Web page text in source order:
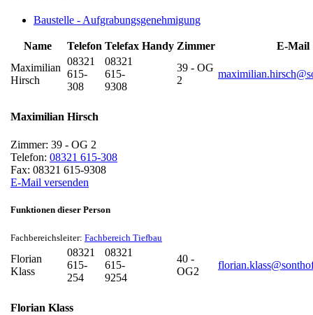
Baustelle - Aufgrabungsgenehmigung
Name Telefon Telefax Handy Zimmer
E-Mail
Maximilian
Hirsch
08321
615-
308
08321
615-
9308
39 - OG
2
Maximilian Hirsch
Zimmer: 39 - OG 2
Telefon: 08321 615-308
Fax: 08321 615-9308
E-Mail versenden
Funktionen dieser Person
Fachbereichsleiter: Fachbereich Tiefbau
Florian
Klass
08321
615-
254
08321
615-
9254
40 -
OG2
Florian Klass